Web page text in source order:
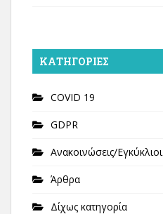
KΑΤΗΓΟΡΊΕΣ
COVID 19
GDPR
Ανακοινώσεις/Εγκύκλιοι
Άρθρα
Δίχως κατηγορία